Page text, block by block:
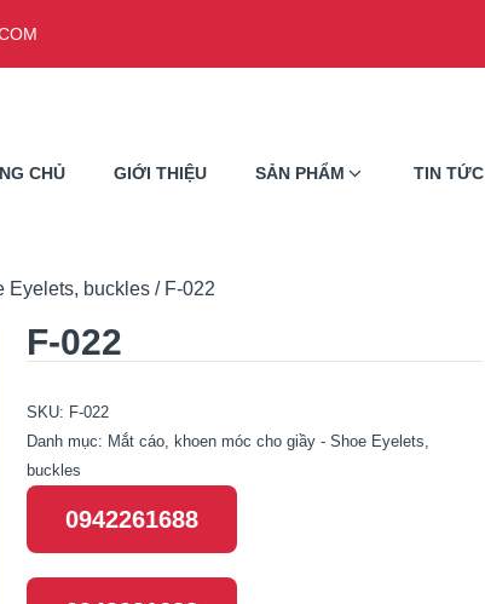
CHỦ GIỚI THIỆU SẢN PHẨM TIN TỨC
Eyelets, buckles / F-022
F-022
SKU: F-022
Danh mục: Mắt cáo, khoen móc cho giầy - Shoe Eyelets,
buckles
0942261688